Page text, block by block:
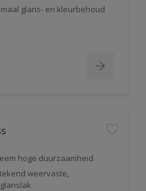
glans- en kleurbehoud
hoge duurzaamheid
weervaste,